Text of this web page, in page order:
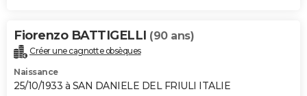
Carte de Noël
Carte Bonne année
Carte Saint-Valentin
Carte Pâques
Carte d'anniversaire
DICTIONNAIRE
Dictionnaire
Biographies
Citations
Expressions
Proverbes
PROGRAMME TV
Fiorenzo BATTIGELLI (90 ans)
Créer une cagnotte obsèques
Naissance
25/10/1933 à SAN DANIELE DEL FRIULI ITALIE